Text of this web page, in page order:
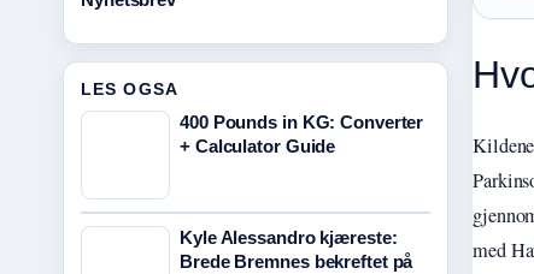
med
LES OGSA
400 Pounds in KG: Converter
+ Calculator Guide
Kyle Alessandro kjæreste:
Brede Bremnes bekreftet på